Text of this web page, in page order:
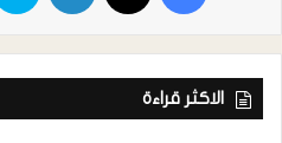
الاكثر قراءة